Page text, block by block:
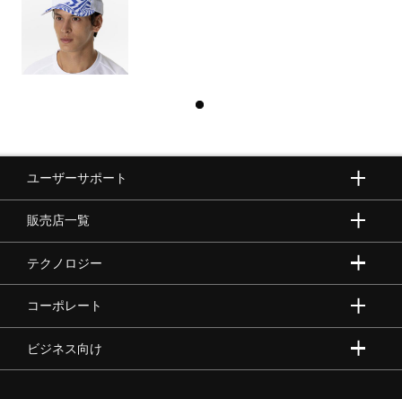
ユーザーサポート
販売店一覧
テクノロジー
コーポレート
ビジネス向け